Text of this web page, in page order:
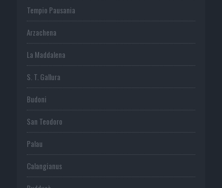
Tempio Pausania
Arzachena
La Maddalena
S. T. Gallura
Budoni
San Teodoro
Palau
Calangianus